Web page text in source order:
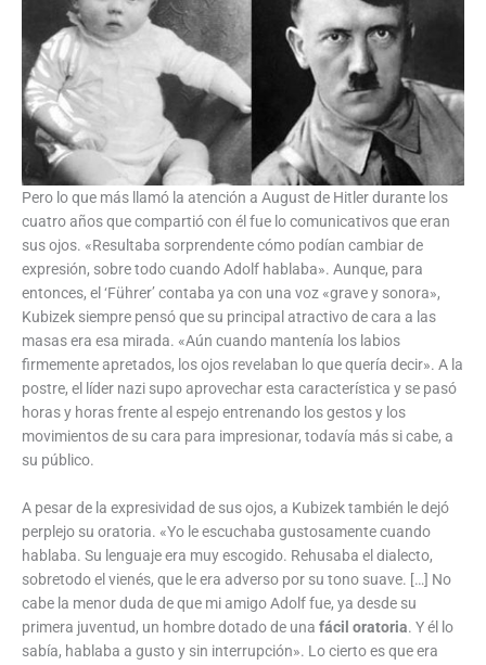
Pero lo que más llamó la atención a August de Hitler durante los
cuatro años que compartió con él fue lo comunicativos que eran
sus ojos. «Resultaba sorprendente cómo podían cambiar de
expresión, sobre todo cuando Adolf hablaba». Aunque, para
entonces, el ‘Führer’ contaba ya con una voz «grave y sonora»,
Kubizek siempre pensó que su principal atractivo de cara a las
masas era esa mirada. «Aún cuando mantenía los labios
firmemente apretados, los ojos revelaban lo que quería decir». A la
postre, el líder nazi supo aprovechar esta característica y se pasó
horas y horas frente al espejo entrenando los gestos y los
movimientos de su cara para impresionar, todavía más si cabe, a
su público.
A pesar de la expresividad de sus ojos, a Kubizek también le dejó
perplejo su oratoria. «Yo le escuchaba gustosamente cuando
hablaba. Su lenguaje era muy escogido. Rehusaba el dialecto,
sobretodo el vienés, que le era adverso por su tono suave. […] No
cabe la menor duda de que mi amigo Adolf fue, ya desde su
primera juventud, un hombre dotado de una fácil oratoria. Y él lo
sabía, hablaba a gusto y sin interrupción». Lo cierto es que era